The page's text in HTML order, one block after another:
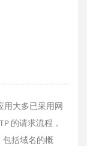
用大多已采用网
的请求流程，
包括域名的概